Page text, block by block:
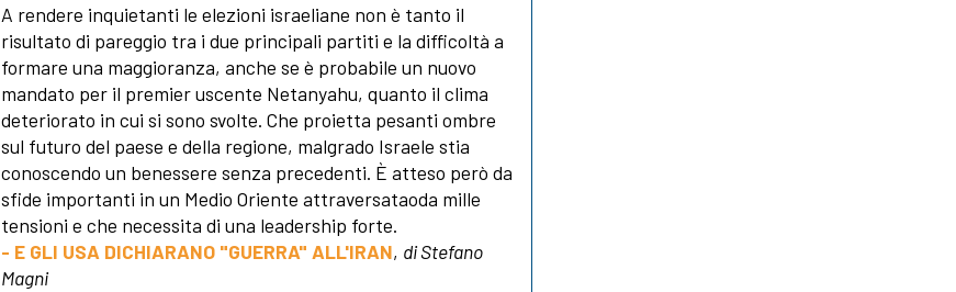
A rendere inquietanti le elezioni israeliane non è tanto il
risultato di pareggio tra i due principali partiti e la difficoltà a
formare una maggioranza, anche se è probabile un nuovo
mandato per il premier uscente Netanyahu, quanto il clima
deteriorato in cui si sono svolte. Che proietta pesanti ombre
sul futuro del paese e della regione, malgrado Israele stia
conoscendo un benessere senza precedenti. È atteso però da
sfide importanti in un Medio Oriente attraversataoda mille
tensioni e che necessita di una leadership forte.
- E GLI USA DICHIARANO "GUERRA" ALL'IRAN, di Stefano
Magni